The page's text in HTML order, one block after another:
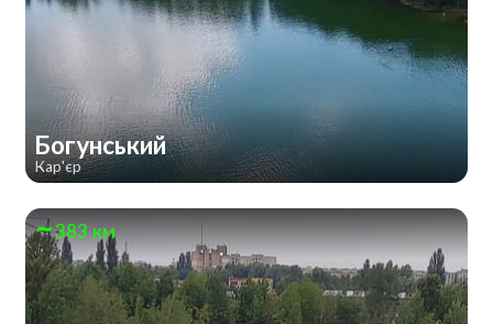
Богунський
Кар'єр
383 км